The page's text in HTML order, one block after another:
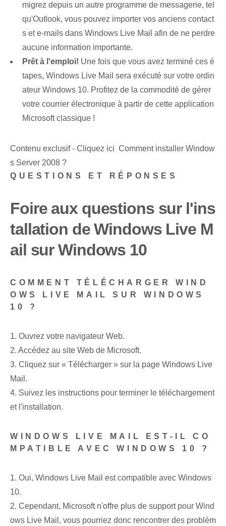
migrez depuis un autre programme de messagerie, tel
qu'Outlook, vous pouvez importer vos anciens contact
s et e-mails dans Windows Live Mail afin de ne perdre
aucune information importante.
Prêt à l'emploi! Une fois que vous avez terminé ces é
tapes, Windows Live Mail sera exécuté sur votre ordin
ateur Windows 10. Profitez de la commodité de gérer
votre courrier électronique à partir de cette application
Microsoft classique !
Contenu exclusif - Cliquez ici Comment installer Window
s Server 2008 ?
QUESTIONS ET RÉPONSES
Foire aux questions sur l'ins
tallation de Windows Live M
ail sur Windows 10
COMMENT TÉLÉCHARGER WIND
OWS LIVE MAIL SUR WINDOWS
10 ?
1. Ouvrez votre navigateur Web.
2. Accédez au site Web de Microsoft.
3. Cliquez sur « Télécharger » sur la page Windows Live
Mail.
4. ‌Suivez les instructions pour terminer le téléchargement
et l'installation.
WINDOWS LIVE MAIL EST-IL CO
MPATIBLE AVEC WINDOWS 10 ?
1. Oui, Windows Live Mail est compatible avec Windows
10.
2. Cependant, Microsoft n'offre plus de support pour Wind
ows Live⁤ Mail, vous pourriez donc rencontrer des problèm